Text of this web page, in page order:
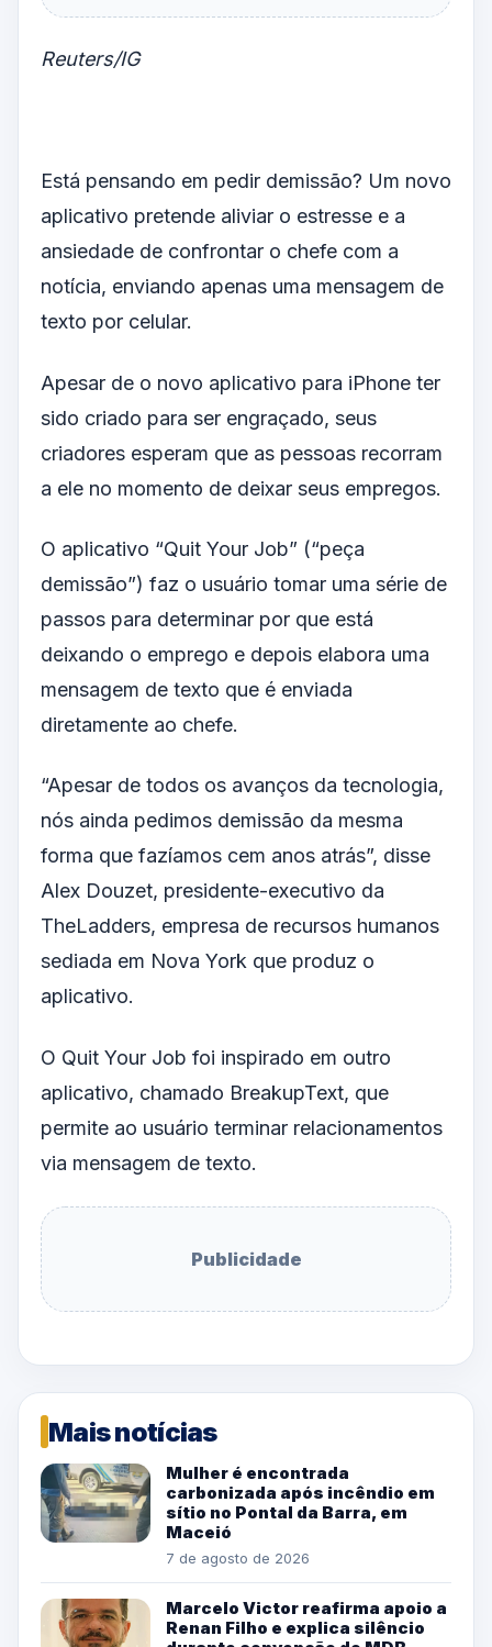
Reuters/IG
Está pensando em pedir demissão? Um novo
aplicativo pretende aliviar o estresse e a
ansiedade de confrontar o chefe com a
notícia, enviando apenas uma mensagem de
texto por celular.
Apesar de o novo aplicativo para iPhone ter
sido criado para ser engraçado, seus
criadores esperam que as pessoas recorram
a ele no momento de deixar seus empregos.
O aplicativo “Quit Your Job” (“peça
demissão”) faz o usuário tomar uma série de
passos para determinar por que está
deixando o emprego e depois elabora uma
mensagem de texto que é enviada
diretamente ao chefe.
“Apesar de todos os avanços da tecnologia,
nós ainda pedimos demissão da mesma
forma que fazíamos cem anos atrás”, disse
Alex Douzet, presidente-executivo da
TheLadders, empresa de recursos humanos
sediada em Nova York que produz o
aplicativo.
O Quit Your Job foi inspirado em outro
aplicativo, chamado BreakupText, que
permite ao usuário terminar relacionamentos
via mensagem de texto.
Publicidade
Mais notícias
Mulher é encontrada
carbonizada após incêndio em
sítio no Pontal da Barra, em
Maceió
7 de agosto de 2026
Marcelo Victor reafirma apoio a
Renan Filho e explica silêncio